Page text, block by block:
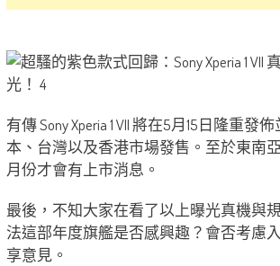
有傳 Sony Xperia 1 VII 將在5月15日隆重發
本、台灣以及香港市場發售。至於東南
月份才會有上市消息。
最後，不知大家在看了以上曝光真機與
法這部年度旗艦是否感興趣？會否考慮
享意見。